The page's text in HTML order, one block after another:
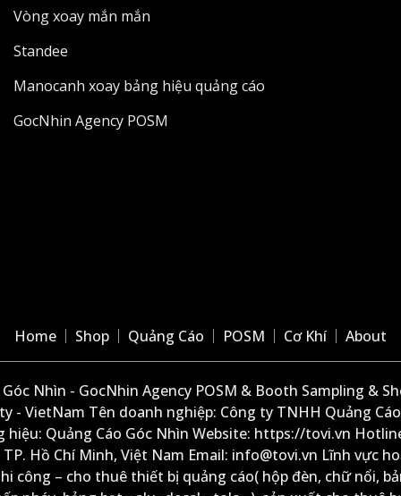
Vòng xoay mắn mắn
Standee
Manocanh xoay bảng hiệu quảng cáo
GocNhin Agency POSM
Home Shop Quảng Cáo POSM Cơ Khí About
Nhìn - GocNhin Agency POSM & Booth Sampling &
- VietNam Tên doanh nghiệp: Công ty TNHH Quảng
Quảng Cáo Góc Nhìn Website: https://tovi.vn
Hồ Chí Minh, Việt Nam Email: info@tovi.vn Lĩnh vực
công – cho thuê thiết bị quảng cáo( hộp đèn, chữ nổi,